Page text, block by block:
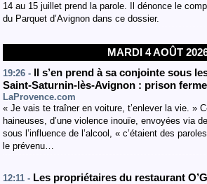
14 au 15 juillet prend la parole. Il dénonce le
du Parquet d’Avignon dans ce dossier.
MARDI 4 AOÛT
19:26 -
Il s’en prend à sa conjointe sous
Saint-Saturnin-lès-Avignon : prison
LaProvence.com
« Je vais te traîner en voiture, t’enlever la vie. »
haineuses, d’une violence inouïe, envoyées via
sous l’influence de l’alcool, « c’étaient des
le prévenu…
12:11 - Les propriétaires du restaurant